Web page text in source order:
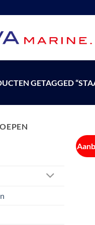
GETAGGED